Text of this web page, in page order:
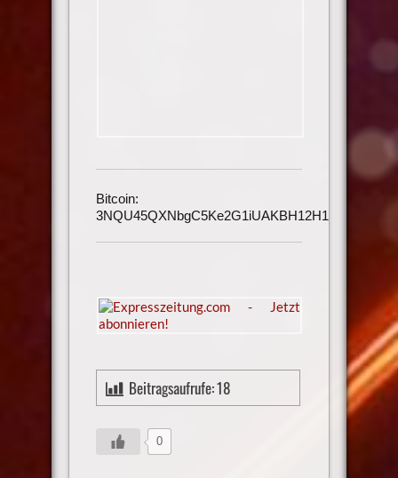
Bitcoin:
3NQU45QXNbgC5Ke2G1iUAKBH12H1h3UmAu
Beitragsaufrufe:18
0